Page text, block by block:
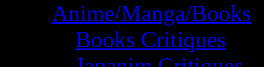
Anime/Manga/Books
Books Critiques